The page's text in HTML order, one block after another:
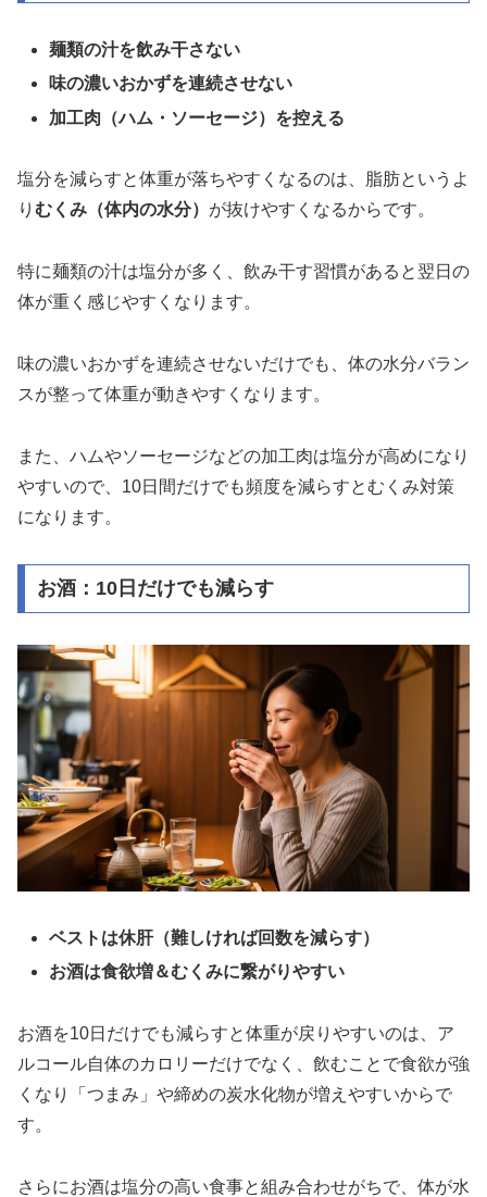
麺類の汁を飲み干さない
味の濃いおかずを連続させない
加工肉（ハム・ソーセージ）を控える
塩分を減らすと体重が落ちやすくなるのは、脂肪というよ
り むくみ（体内の水分） が抜けやすくなるからです。
特に麺類の汁は塩分が多く、飲み干す習慣があると翌日の
体が重く感じやすくなります。
味の濃いおかずを連続させないだけでも、体の水分バラン
スが整って体重が動きやすくなります。
また、ハムやソーセージなどの加工肉は塩分が高めになり
やすいので、10日間だけでも頻度を減らすとむくみ対策
になります。
お酒：10日だけでも減らす
ベストは休肝（難しければ回数を減らす）
お酒は食欲増＆むくみに繋がりやすい
お酒を10日だけでも減らすと体重が戻りやすいのは、ア
ルコール自体のカロリーだけでなく、飲むことで食欲が強
くなり「つまみ」や締めの炭水化物が増えやすいからで
す。
さらにお酒は塩分の高い食事と組み合わせがちで、体が水